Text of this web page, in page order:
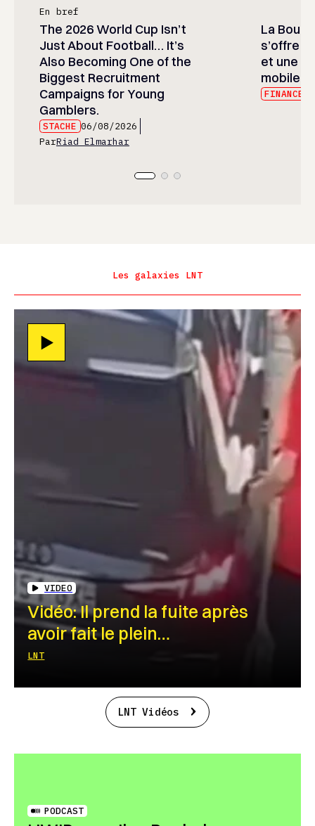
En bref
The 2026 World Cup Isn’t
Just About Football… It’s
Also Becoming One of the
Biggest Recruitment
Campaigns for Young
Gamblers.
STACHE 06/08/2026
ParRiad Elmarhar
La
s’offre
et une
mobile
FINANCE
Les galaxies LNT
VIDEO
Vidéo: Il prend la fuite après
avoir fait le plein…
LNT
LNT Vidéos
PODCAST